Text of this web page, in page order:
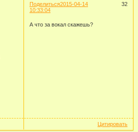
Поделиться 32
2015-04-14
10:33:04
А что за вокал скажешь?
Цитировать